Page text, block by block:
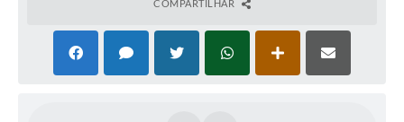
COMPARTILHAR